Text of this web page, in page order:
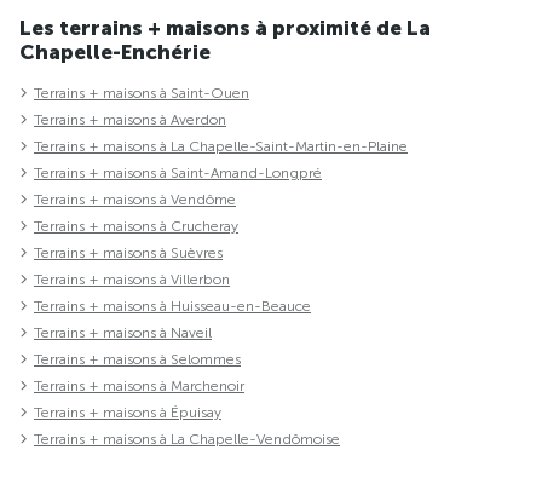
Les terrains + maisons à proximité de La
Chapelle-Enchérie
Terrains + maisons à Saint-Ouen
Terrains + maisons à Averdon
Terrains + maisons à La Chapelle-Saint-Martin-en-Plaine
Terrains + maisons à Saint-Amand-Longpré
Terrains + maisons à Vendôme
Terrains + maisons à Crucheray
Terrains + maisons à Suèvres
Terrains + maisons à Villerbon
Terrains + maisons à Huisseau-en-Beauce
Terrains + maisons à Naveil
Terrains + maisons à Selommes
Terrains + maisons à Marchenoir
Terrains + maisons à Épuisay
Terrains + maisons à La Chapelle-Vendômoise